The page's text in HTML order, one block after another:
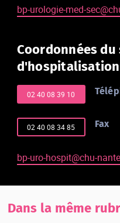
bp-urologie-med-
Coordonnées
d'hospitalisation
02 40 08 39 10
Fax
02 40 08 34 85
bp-uro-hospit@chu-
Dans la même